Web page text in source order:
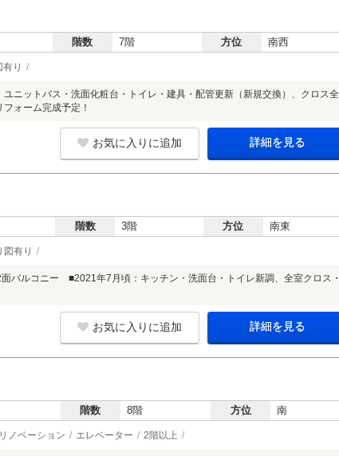
階数 7階 方位 南西
り
ニットバス・洗面化粧台・トイレ・建具・配管更新（新規交換）、クロス全
ォーム完成予定！
お気に入りに追加 詳細を見る
階数 3階 方位 南東
図有り
バルコニー ■2021年7月頃：キッチン・洗面台・トイレ新調、全室クロス・
お気に入りに追加 詳細を見る
階数 8階 方位 南
ノベーション エレベーター 2階以上